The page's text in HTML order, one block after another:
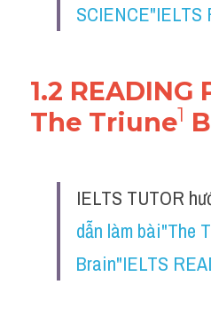
Đề thi thật IELTS Reading
Education
Business
SCIENCE"IELTS
1.2 READING
The Triune1
IELTS TUTOR
dẫn làm bài"The
Brain"IELTS